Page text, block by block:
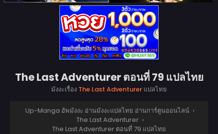
The Last Adventurer ตอนที่ 79 แปลไทย
มังงะเรื่อง The Last Adventurer แปลไทย
Up-Manga อัพมังงะ อ่านมังงะแปลไทย อ่านการ์ตูนออนไลน์ ›
The Last Adventurer ›
The Last Adventurer ตอนที่ 79 แปลไทย